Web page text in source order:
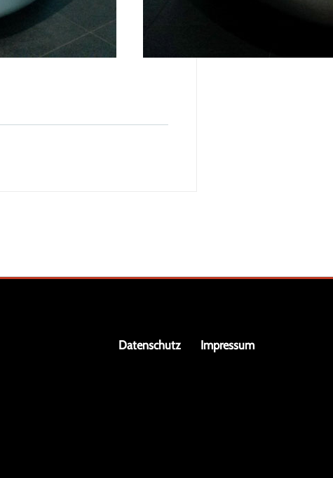
Navigation
Datenschutz Impressum